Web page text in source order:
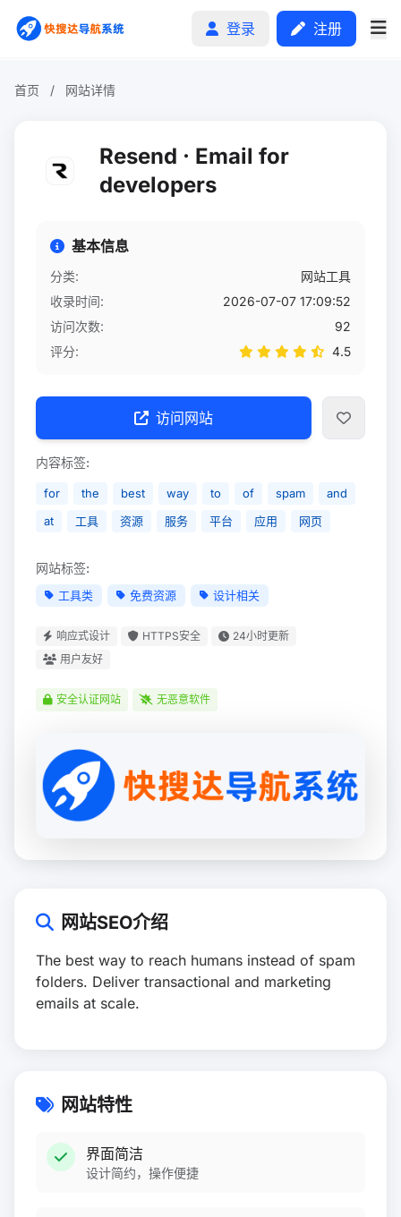
登录 注册
分类排行
自助广告
首页 / 网站详情
Resend · Email for
developers
基本信息
分类:
网站工具
收录时间:
2026-07-07 17:09:52
访问次数:
92
评分:
4.5
访问网站
内容标签:
for the best way to of spam
and
at
工具 资源 服务 平台 应用 网页
网站标签:
工具类 免费资源 设计相关
响应式设计 HTTPS安全
24小时更新
用户友好
安全认证网站 无恶意软件
网站SEO介绍
The best way to reach humans instead of spam
folders. Deliver transactional and marketing
emails at scale.
网站特性
界面简洁
设计简约，操作便捷